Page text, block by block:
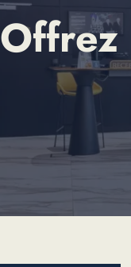
Offrez